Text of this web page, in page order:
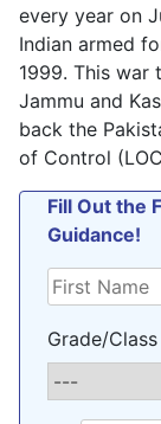
More
Blog
USE APP
every year on
Indian armed
1999. This
Jammu and
back the
of Control
Fill Out the
Guidance!
Grade/Class